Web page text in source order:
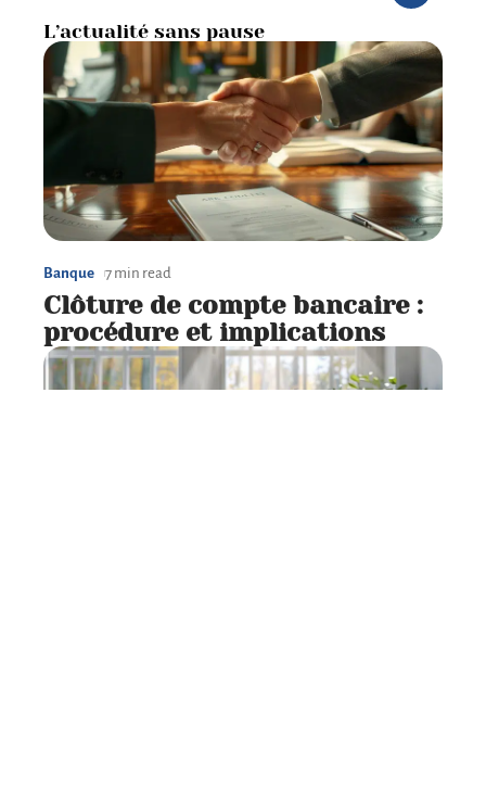
L’actualité sans pause
Banque 7 min read
Clôture de compte bancaire :
procédure et implications